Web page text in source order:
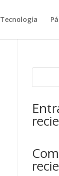
Tecnología